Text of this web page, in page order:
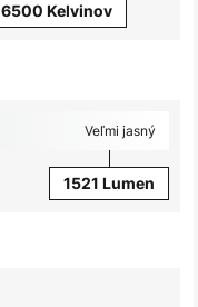
6500 Kelvinov
Veľmi jasný
1521 Lumen